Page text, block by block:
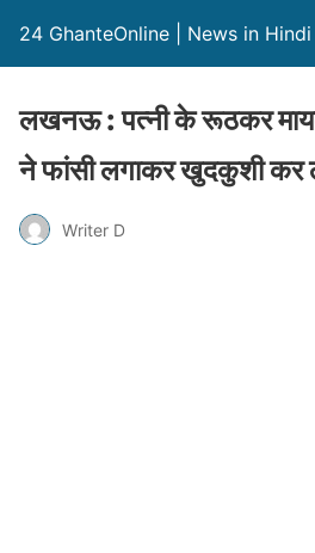
24 GhanteOnline | News in Hindi
लखनऊ : पत्नी के रूठकर
ने फांसी लगाकर खुदकुशी कर
Writer D